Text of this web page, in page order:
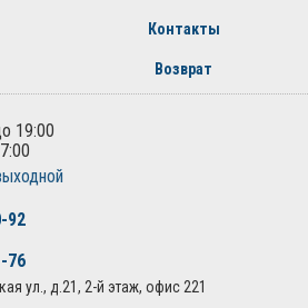
Контакты
Возврат
19:00
92
76
ул., д.21, 2-й этаж, офис 221